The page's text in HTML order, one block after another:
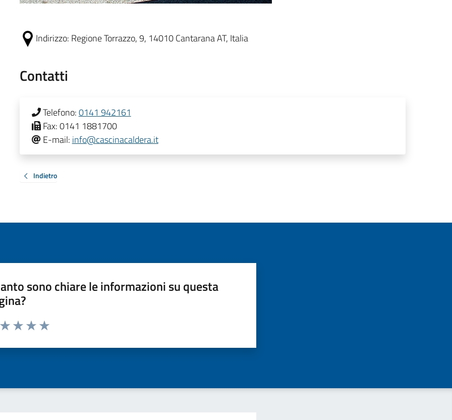
Indirizzo: Regione Torrazzo, 9, 14010 Cantarana AT, Italia
Contatti
Telefono:0141 942161
Fax:0141 1881700
E-mail: info@cascinacaldera.it
Indietro
sono chiare le informazioni su questa
da 1 a 5 stelle la pagina